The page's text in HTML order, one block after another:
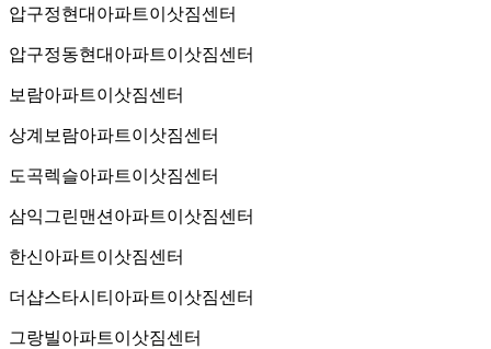
압구정현대아파트이삿짐센터
압구정동현대아파트이삿짐센터
보람아파트이삿짐센터
상계보람아파트이삿짐센터
도곡렉슬아파트이삿짐센터
삼익그린맨션아파트이삿짐센터
한신아파트이삿짐센터
더샵스타시티아파트이삿짐센터
그랑빌아파트이삿짐센터